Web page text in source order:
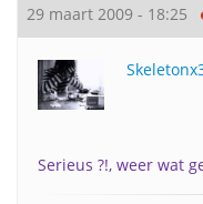
29 maart 2009 - 18:25
Serieus ?!, weer wat